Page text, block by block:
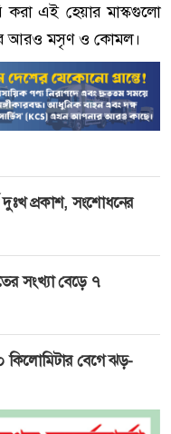
করা এই হেয়ার মাস্কগুলো
আরও মসৃণ ও কোমল।
দুঃখ প্রকাশ, সংশোধনের
সংখ্যা বেড়ে ৭
কিলোমিটার বেগে ঝড়-